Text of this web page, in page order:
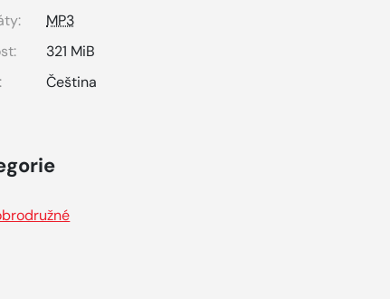
MP3
321 MiB
Čeština